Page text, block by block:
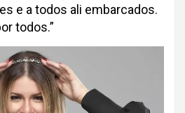
e a todos ali embarcados.
todos.”